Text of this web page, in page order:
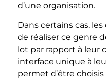
d’une organisation.
Dans certains cas,
de réaliser ce genre
lot par rapport à leur
interface unique à
permet d’être